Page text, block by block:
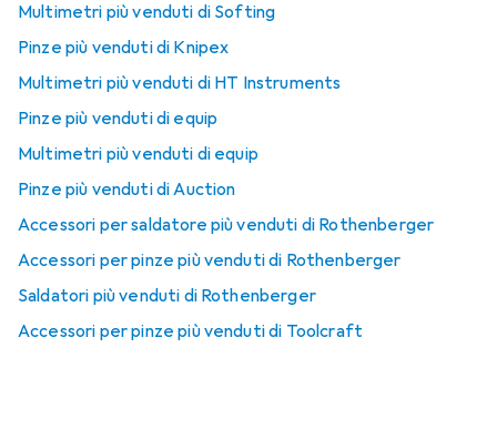
Multimetri più venduti di Softing
Pinze più venduti di Knipex
Multimetri più venduti di HT Instruments
Pinze più venduti di equip
Multimetri più venduti di equip
Pinze più venduti di Auction
Accessori per saldatore più venduti di Rothenberger
Accessori per pinze più venduti di Rothenberger
Saldatori più venduti di Rothenberger
Accessori per pinze più venduti di Toolcraft